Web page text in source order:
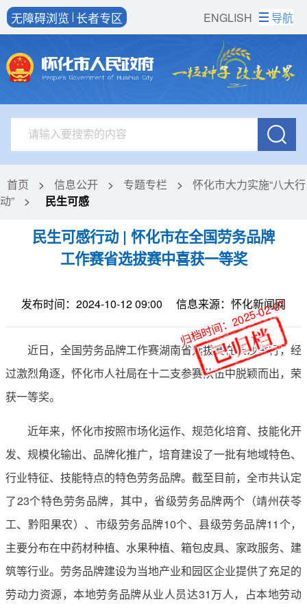
ENGLISH
无障碍浏览 长者专区 导航
首页 > 信息公开 > 专题专栏 >
怀化市大力实施“八大行
动”
> 民生可感
民生可感行动 | 怀化市在全国劳务品牌
工作赛省选拔赛中喜获一等奖
发布时间：2024-10-12 09:00 信息来源：怀化新闻网
近日，全国劳务品牌工作赛湖南省选拔赛在长沙举行，经
过激烈角逐，怀化市人社局在十二支参赛队伍中脱颖而出，荣
获一等奖。
近年来，怀化市按照市场化运作、规范化培育、技能化开
发、规模化输出、品牌化推广，培育建设了一批有地域特色、
行业特征、技能特点的特色劳务品牌。截至目前，全市共认定
了23个特色劳务品牌，其中，省级劳务品牌两个（靖州茯苓
工、黔阳果农）、市级劳务品牌10个、县级劳务品牌11个，
主要分布在中药材种植、水果种植、箱包皮具、家政服务、建
筑等行业。劳务品牌建设为当地产业和园区企业提供了充足的
劳动力资源，本地劳务品牌从业人员达31万人，占本地劳动
归档时间：2025-02-07